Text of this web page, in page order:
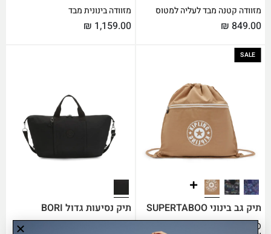
מזוודה קטנה מבד לעליה למטוס
₪ 849.00
מזוודה בינונית מבד
₪ 1,159.00
SALE
תיק גב בינוני SUPERTABOO תיק נסיעות גדול BORI